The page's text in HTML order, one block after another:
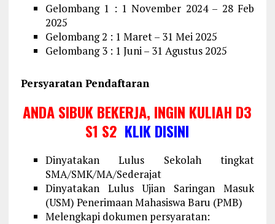
Gelombang 1 : 1 November 2024 – 28 Feb
2025
Gelombang 2 : 1 Maret – 31 Mei 2025
Gelombang 3 : 1 Juni – 31 Agustus 2025
Persyaratan Pendaftaran
ANDA SIBUK BEKERJA, INGIN KULIAH D3
S1 S2 KLIK DISINI
Dinyatakan Lulus Sekolah tingkat
SMA/SMK/MA/Sederajat
Dinyatakan Lulus Ujian Saringan Masuk
(USM) Penerimaan Mahasiswa Baru (PMB)
Melengkapi dokumen persyaratan: